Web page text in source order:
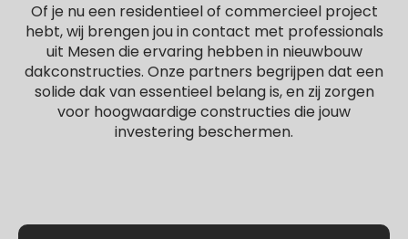
Of je nu een residentieel of commercieel project
hebt, wij brengen jou in contact met professionals
uit Mesen die ervaring hebben in nieuwbouw
dakconstructies. Onze partners begrijpen dat een
solide dak van essentieel belang is, en zij zorgen
voor hoogwaardige constructies die jouw
investering beschermen.